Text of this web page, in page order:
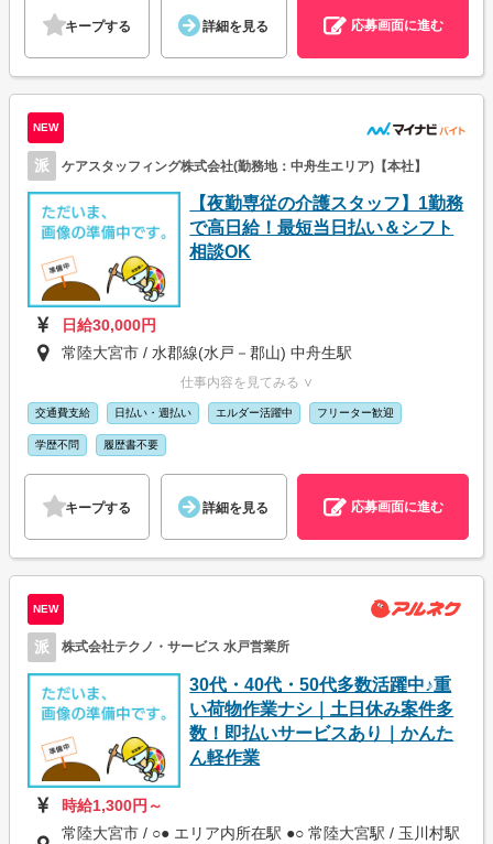
キープする 詳細を見る 応募画面に進む
NEW
派 ケアスタッフィング株式会社(勤務地：中舟生エリア)【本社】
【夜勤専従の介護スタッフ】1勤務
で高日給！最短当日払い＆シフト
相談OK
日給30,000円
常陸大宮市 / 水郡線(水戸－郡山) 中舟生駅
仕事内容を見てみる ∨
交通費支給 日払い・週払い エルダー活躍中 フリーター歓迎
学歴不問 履歴書不要
キープする 詳細を見る 応募画面に進む
NEW
派 株式会社テクノ・サービス 水戸営業所
30代・40代・50代多数活躍中♪重
い荷物作業ナシ｜土日休み案件多
数！即払いサービスあり｜かんた
ん軽作業
時給1,300円～
常陸大宮市 / ○● エリア内所在駅 ●○ 常陸大宮駅 / 玉川村駅